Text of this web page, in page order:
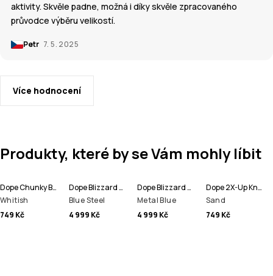
aktivity. Skvěle padne, možná i díky skvěle zpracovaného
průvodce výběru velikostí.
Petr 7. 5. 2025
Více hodnocení
Produkty, které by se Vám mohly líbit
Dope Chunky Beanie čepice
Whitish
749 Kč
Dope Blizzard Full Zip Bunda na Snowboard Pánské
Blue Steel
4 999 Kč
Dope Blizzard Full Zip Lyžařská Bunda Pánské
Metal Blue
4 999 Kč
Dope 2X-Up Knitted Maska
Sand
749 Kč